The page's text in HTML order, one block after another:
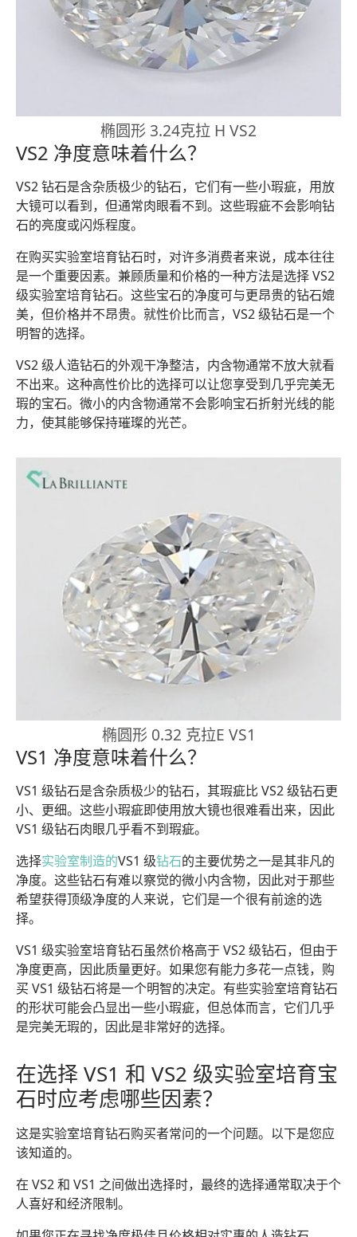
椭圆形 3.24克拉 H VS2
VS2 净度意味着什么？
VS2 钻石是含杂质极少的钻石，它们有一些小瑕疵，用放
大镜可以看到，但通常肉眼看不到。这些瑕疵不会影响钻
石的亮度或闪烁程度。
在购买实验室培育钻石时，对许多消费者来说，成本往往
是一个重要因素。兼顾质量和价格的一种方法是选择 VS2
级实验室培育钻石。这些宝石的净度可与更昂贵的钻石媲
美，但价格并不昂贵。就性价比而言，VS2 级钻石是一个
明智的选择。
VS2 级人造钻石的外观干净整洁，内含物通常不放大就看
不出来。这种高性价比的选择可以让您享受到几乎完美无
瑕的宝石。微小的内含物通常不会影响宝石折射光线的能
力，使其能够保持璀璨的光芒。
椭圆形 0.32 克拉E VS1
VS1 净度意味着什么？
VS1 级钻石是含杂质极少的钻石，其瑕疵比 VS2 级钻石更
小、更细。这些小瑕疵即使用放大镜也很难看出来，因此
VS1 级钻石肉眼几乎看不到瑕疵。
选择实验室制造的VS1 级钻石的主要优势之一是其非凡的
净度。这些钻石有难以察觉的微小内含物，因此对于那些
希望获得顶级净度的人来说，它们是一个很有前途的选
择。
VS1 级实验室培育钻石虽然价格高于 VS2 级钻石，但由于
净度更高，因此质量更好。如果您有能力多花一点钱，购
买 VS1 级钻石将是一个明智的决定。有些实验室培育钻石
的形状可能会凸显出一些小瑕疵，但总体而言，它们几乎
是完美无瑕的，因此是非常好的选择。
在选择 VS1 和 VS2 级实验室培育宝
石时应考虑哪些因素？
这是实验室培育钻石购买者常问的一个问题。以下是您应
该知道的。
在 VS2 和 VS1 之间做出选择时，最终的选择通常取决于个
人喜好和经济限制。